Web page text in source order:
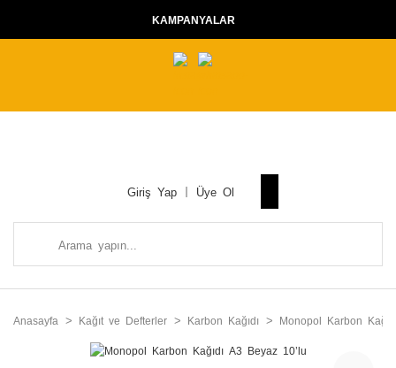
KAMPANYALAR
Giriş Yap Üye Ol
Anasayfa Kağıt ve Defterler Karbon Kağıdı Monopol Karbon